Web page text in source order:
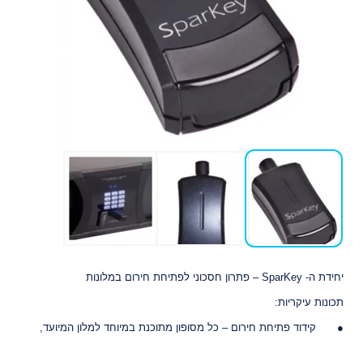
יחידת ה- SparKey – פתרון חסכוני לפתיחת חירום במלונות
תכונות עיקריות:
קידוד פתיחת חירום – כל מסופון מתוכנת במיוחד למלון המיועד,